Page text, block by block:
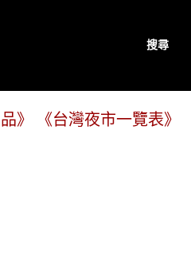
搜尋
》 《台灣夜市一覽表》